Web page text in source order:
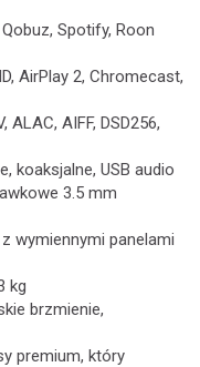
Spotify, Roon
AirPlay 2, Chromecast,
AIFF, DSD256,
koaksjalne, USB audio
3.5 mm
wymiennymi panelami
kg
brzmienie,
premium, który